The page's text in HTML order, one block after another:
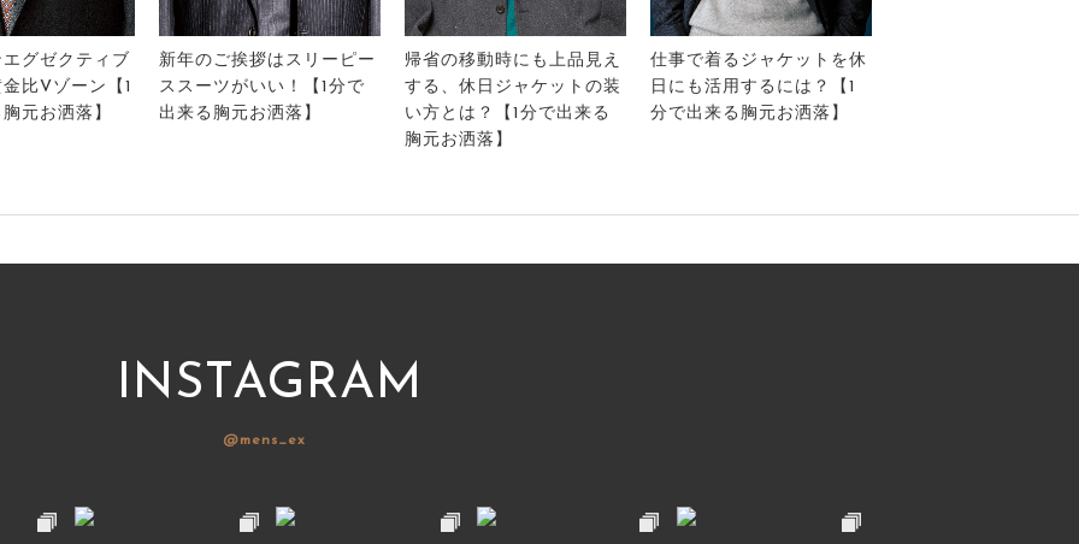
グゼクティブ
比Vゾーン【1
元お洒落】
新年のご挨拶はスリーピー
ススーツがいい！【1分で
出来る胸元お洒落】
帰省の移動時にも上品見え
する、休日ジャケットの装
い方とは？【1分で出来る
胸元お洒落】
仕事で着るジャケットを休
日にも活用するには？【1
分で出来る胸元お洒落】
INSTAGRAM
@mens_ex